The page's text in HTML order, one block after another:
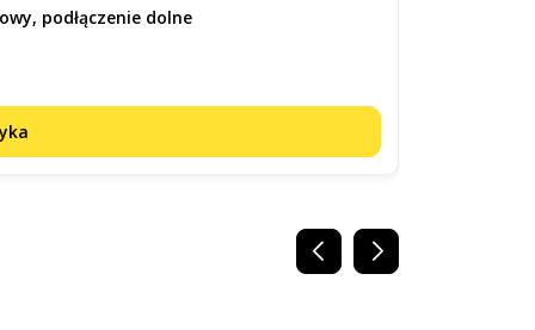
podłączenie dolne